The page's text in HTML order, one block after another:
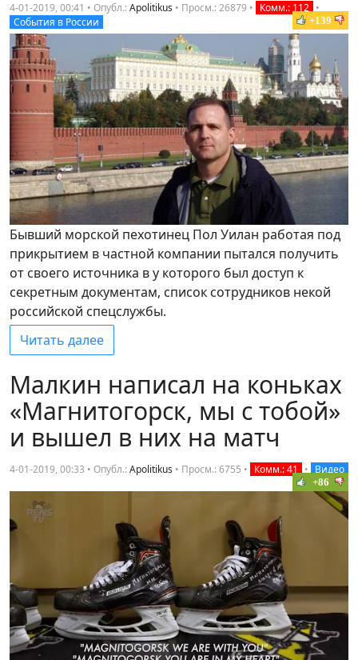
4-01-2019, 00:41 • Опубл.:Apolitikus • Просм.: 26879 • Комм.: 112 •
События в России
+139
Бывший морской пехотинец Пол Уилан работая под
прикрытием в частной компании пытался получить
от своего источника в у которого был доступ к
секретным документам, список сотрудников некой
российской спецслужбы.
Читать далее
Малкин написал на коньках
«Магнитогорск, мы с тобой»
и вышел в них на матч
4-01-2019, 00:33 • Опубл.:Apolitikus • Просм.: 6755 • Комм.: 41 • Видео
+86